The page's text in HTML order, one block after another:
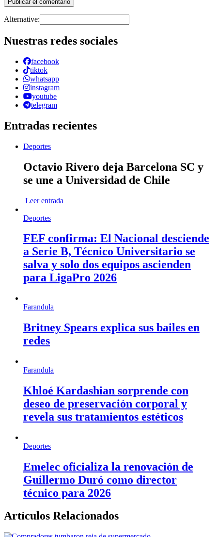
Alternative:
Nuestras redes sociales
facebook
tiktok
whatsapp
instagram
youtube
telegram
Entradas recientes
Deportes
Octavio Rivero deja Barcelona SC y
se une a Universidad de Chile
Leer entrada
Deportes
FEF confirma: El Nacional desciende
a Serie B, Técnico Universitario se
salva y solo dos equipos ascienden
para LigaPro 2026
Farandula
Britney Spears explica sus bailes en
redes
Farandula
Khloé Kardashian sorprende con
deseo de preservación corporal y
revela sus tratamientos estéticos
Deportes
Emelec oficializa la renovación de
Guillermo Duró como director
técnico para 2026
Artículos Relacionados